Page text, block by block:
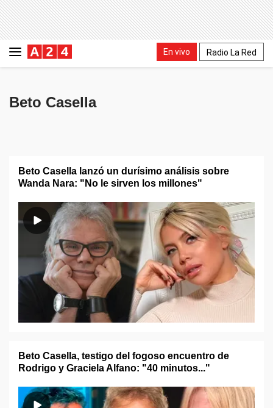
En vivo Radio La Red
Beto Casella
Beto Casella lanzó un durísimo análisis sobre
Wanda Nara: "No le sirven los millones"
Beto Casella, testigo del fogoso encuentro de
Rodrigo y Graciela Alfano: "40 minutos..."